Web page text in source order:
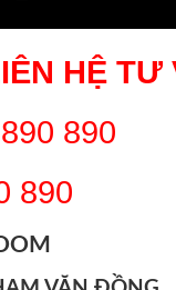
HỆ
890
890